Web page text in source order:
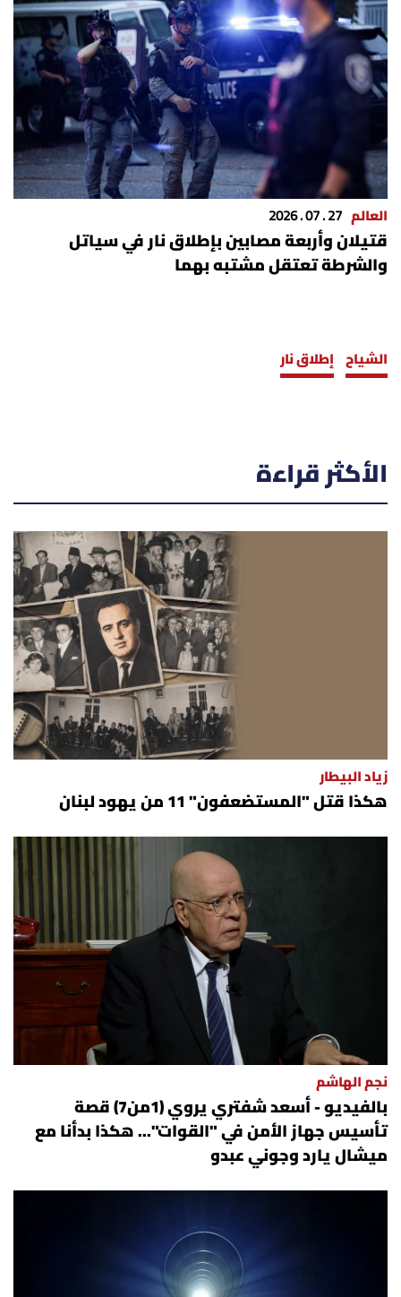
العالم 27 . 07 . 2026
قتيلان وأربعة مصابين بإطلاق نار في سياتل
والشرطة تعتقل مشتبه بهما
الشياح إطلاق نار
الأكثر قراءة
زياد البيطار
هكذا قتل "المستضعفون" 11 من يهود لبنان
نجم الهاشم
بالفيديو - أسعد شفتري يروي (1من7) قصة
تأسيس جهاز الأمن في "القوات"... هكذا بدأنا مع
ميشال يارد وجوني عبدو